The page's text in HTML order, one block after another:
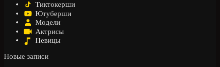
Тиктокерши
Ютуберши
Модели
Актрисы
Певицы
Новые записи